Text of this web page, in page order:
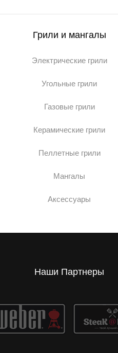
Грили и мангалы
Электрические грили
Угольные грили
Газовые грили
Керамические грили
Пеллетные грили
Мангалы
Аксессуары
Наши Партнеры